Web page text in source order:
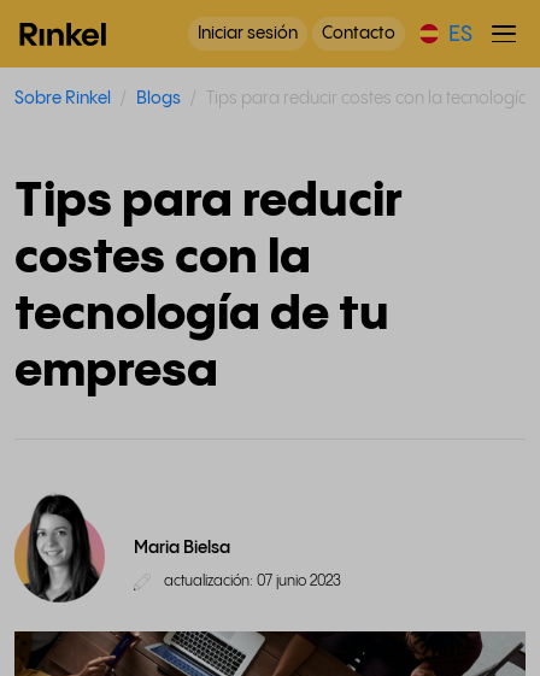
Iniciar sesión Contacto ES
Sobre Rinkel Blogs Tips para reducir costes con la tecnología
Tips para reducir
costes con la
tecnología de tu
empresa
Maria Bielsa
actualización: 07 junio 2023